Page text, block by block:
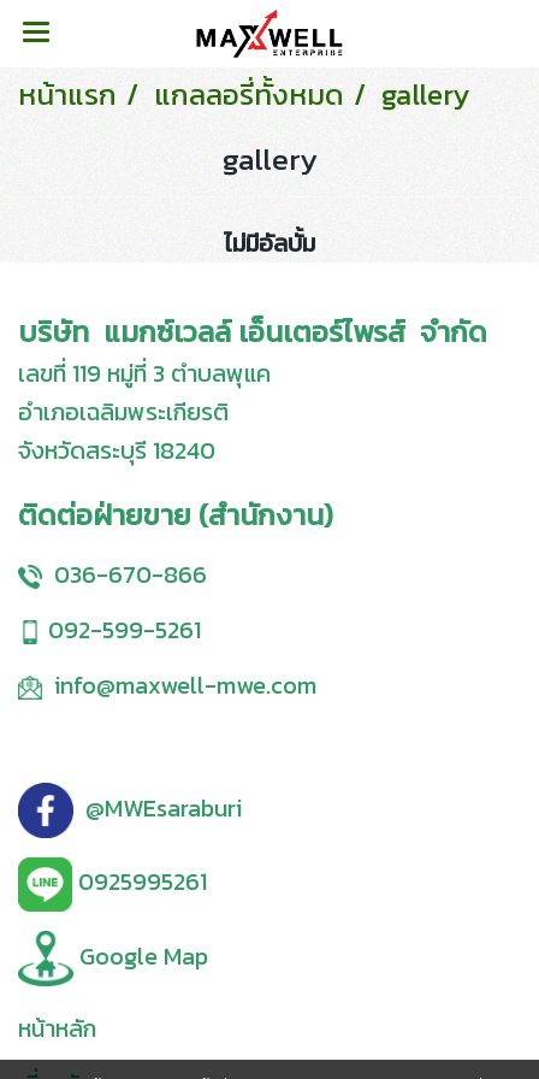
หน้าแรก แกลลอรี่ทั้งหมด gallery
gallery
ไม่มีอัลบั้ม
บริษัท แมกซ์เวลล์ เอ็นเตอร์ไพรส์ จำกัด
เลขที่ 119 หมู่ที่ 3 ตำบลพุแค
อำเภอเฉลิมพระเกียรติ
จังหวัดสระบุรี 18240
ติดต่อฝ่ายขาย (สำนักงาน)
036-670-866
092-599-5261
info@maxwell-mwe.com
@MWEsaraburi
0925995261
Google Map
หน้าหลัก